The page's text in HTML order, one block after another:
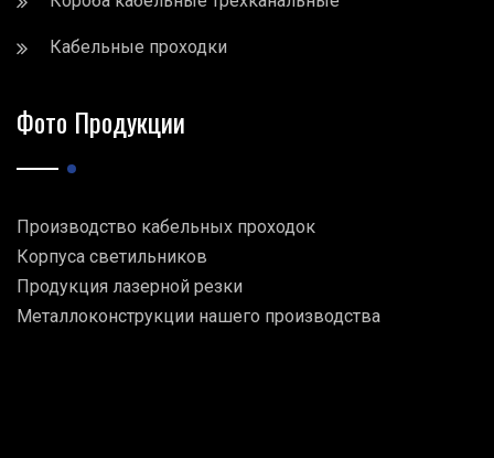
Кабельные проходки
Фото Продукции
Производство кабельных проходок
Корпуса светильников
Продукция лазерной резки
Металлоконструкции нашего производства